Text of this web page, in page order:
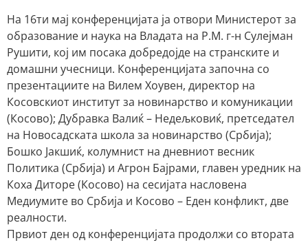
На 16ти мај конференцијата ја отвори Министерот за
образование и наука на Владата на Р.М. г-н Сулејман
Рушити, кој им посака добредојде на странските и
домашни учесници. Конференцијата започна со
презентациите на Вилем Хоувен, директор на
Косовскиот институт за новинарство и комуникации
(Косово); Дубравка Валиќ – Недељковиќ, претседател
на Новосадската школа за новинарство (Србија);
Бошко Јакшиќ, колумнист на дневниот весник
Политика (Србија) и Агрон Бајрами, главен уредник на
Коха Диторе (Косово) на сесијата насловена
Медиумите во Србија и Косово – Еден конфликт, две
реалности.
Првиот ден од конференцијата продолжи со втората